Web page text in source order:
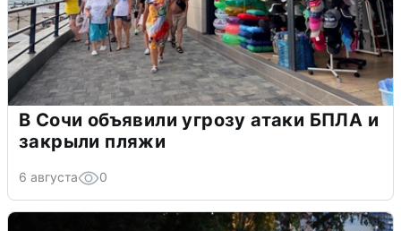
В Сочи объявили угрозу атаки БПЛА и
закрыли пляжи
6 августа 0